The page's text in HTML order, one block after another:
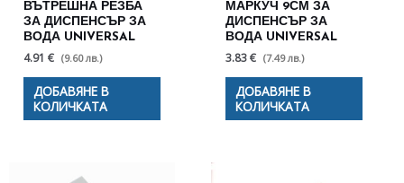
ВЪТРЕШНА РЕЗБА
ЗА ДИСПЕНСЪР ЗА
ВОДА UNIVERSAL
4.91 € (9.60 лв.)
ДОБАВЯНЕ В
КОЛИЧКАТА
МАРКУЧ 9СМ ЗА
ДИСПЕНСЪР ЗА
ВОДА UNIVERSAL
3.83 € (7.49 лв.)
ДОБАВЯНЕ В
КОЛИЧКАТА